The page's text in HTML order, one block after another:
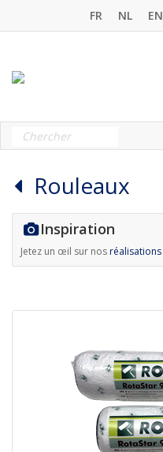
FR NL EN
Rouleaux
Inspiration
Jetez un œil sur nosréalisations